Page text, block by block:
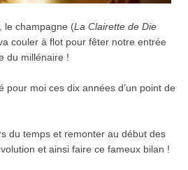
le champagne (La Clairette de Die
couler à flot pour fêter notre entrée
du millénaire !
pour moi ces dix années d’un point de
du temps et remonter au début des
et ainsi faire ce fameux bilan !